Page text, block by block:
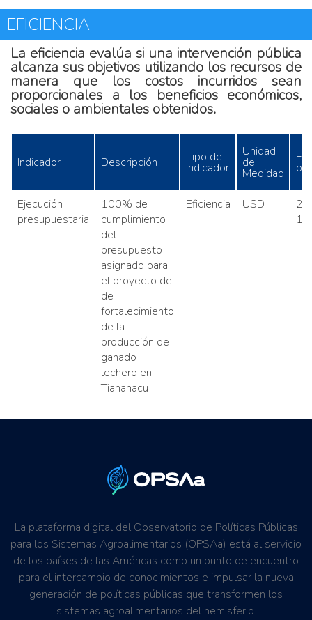
EFICIENCIA
La eficiencia evalúa si una intervención pública
alcanza sus objetivos utilizando los recursos de
manera que los costos incurridos sean
proporcionales a los beneficios económicos,
sociales o ambientales obtenidos.
Indicador Descripción Tipo de
Indicador
Unidad
de
Medidad
Ejecución
presupuestaria
100% de
cumplimiento
del
presupuesto
asignado para
el proyecto de
de
fortalecimiento
de la
producción de
ganado
lechero en
Tiahanacu
Eficiencia USD
La plataforma digital del Observatorio de Políticas Públicas
para los Sistemas Agroalimentarios (OPSAa) está al servicio
de los países de las Américas como un punto de encuentro
para el intercambio de conocimientos e impulsar la nueva
generación de políticas públicas que transformen los
sistemas agroalimentarios del hemisferio.